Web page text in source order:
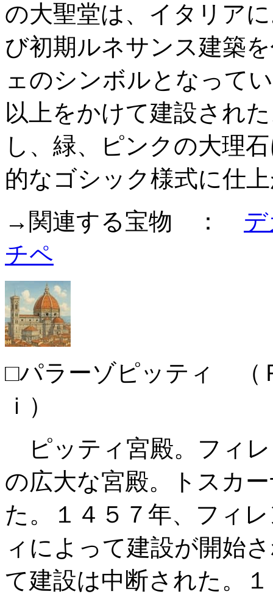
の大聖堂は、イタリア
び初期ルネサンス建築
ェのシンボルとなって
以上をかけて建設され
し、緑、ピンクの大理
的なゴシック様式に仕
→関連する宝物 ：
チペ
□パラーゾピッティ （
ｉ）
ピッティ宮殿。フィ
の広大な宮殿。トスカ
た。１４５７年、フィ
ィによって建設が開始
て建設は中断された。